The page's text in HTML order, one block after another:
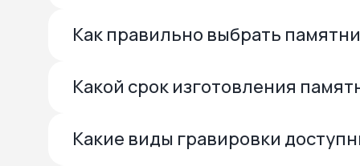
Как правильно выбрать
Какой срок изготовления
Какие виды гравировки